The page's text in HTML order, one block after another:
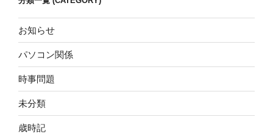
お知らせ
パソコン関係
時事問題
未分類
歳時記